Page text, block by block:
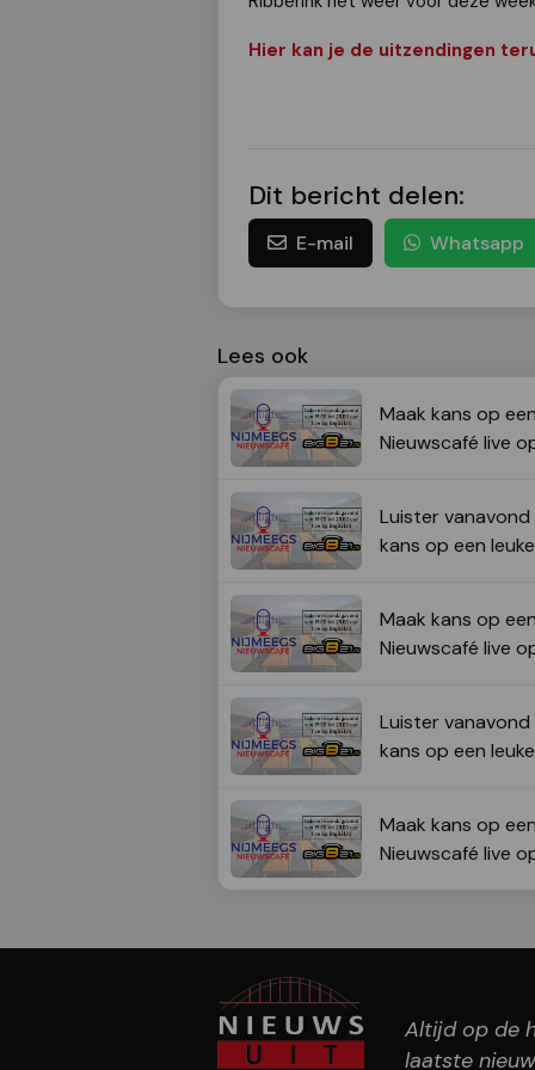
Hier kan je de uitzendingen
Dit bericht delen:
E-mail Whatsapp
Lees ook
Maak kans op
Nieuwscafé live
Luister vanavond
kans op een
Maak kans op
Nieuwscafé live
Luister vanavond
kans op een
Maak kans op
Nieuwscafé live
Altijd op de
laatste